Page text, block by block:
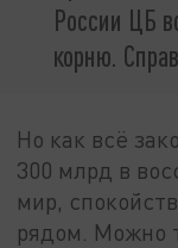
России ЦБ
корню.
Но как всё
300 млрд в
мир,
рядом. Можно